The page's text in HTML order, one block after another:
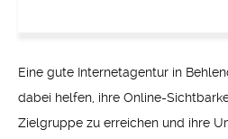
Eine gute Internetagentur in
dabei helfen, ihre Online-
Zielgruppe zu erreichen und ihre